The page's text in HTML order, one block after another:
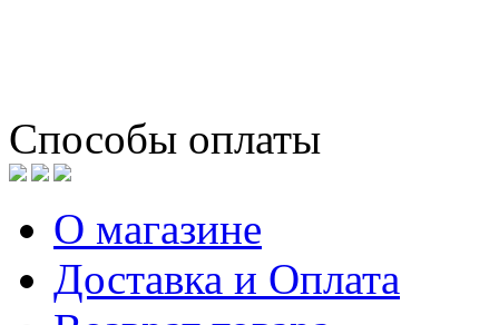
Способы оплаты
О магазине
Доставка и Оплата